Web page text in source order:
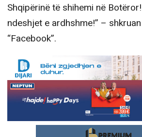
Shqipërinë të shihemi në
ndeshjet e ardhshme!” –
“Facebook”.